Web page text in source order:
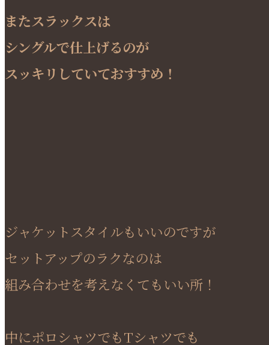
またスラックスは
シングルで仕上げるのが
スッキリしていておすすめ！
ジャケットスタイルもいいのですが
セットアップのラクなのは
組み合わせを考えなくてもいい所！
中にポロシャツでもTシャツでも